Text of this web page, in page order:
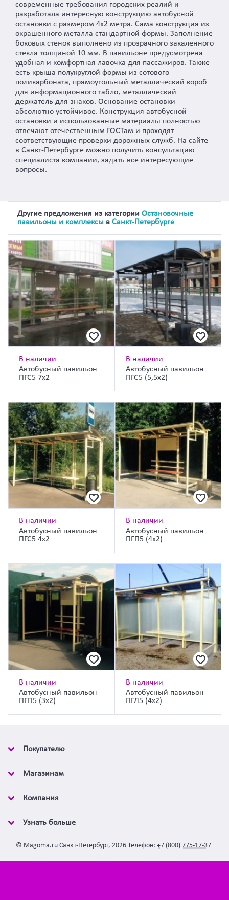
современные требования городских реалий и
разработала интересную конструкцию автобусной
остановки с размером 4х2 метра. Сама конструкция из
окрашенного металла стандартной формы. Заполнение
боковых стенок выполнено из прозрачного закаленного
стекла толщиной 10 мм. В павильоне предусмотрена
удобная и комфортная лавочка для пассажиров. Также
есть крыша полукруглой формы из сотового
поликарбоната, прямоугольный металлический короб
для информационного табло, металлический
держатель для знаков. Основание остановки
абсолютно устойчивое. Конструкция автобусной
остановки и использованные материалы полностью
отвечают отечественным ГОСТам и проходят
соответствующие проверки дорожных служб. На сайте
в Санкт-Петербурге можно получить консультацию
специалиста компании, задать все интересующие
вопросы.
Другие предложения из категории Остановочные
павильоны и комплексы в Санкт-Петербурге
В наличии
Автобусный павильон
ПГС5 7х2
В наличии
Автобусный павильон
ПГС5 (5,5х2)
В наличии
Автобусный павильон
ПГС5 4х2
В наличии
Автобусный павильон
ПГП5 (4х2)
В наличии
Автобусный павильон
ПГП5 (3х2)
В наличии
Автобусный павильон
ПГЛ5 (4х2)
Покупателю
Магазинам
Компания
Узнать больше
© Magoma.ru Санкт-Петербург, 2026 Телефон: +7 (800) 775-17-37